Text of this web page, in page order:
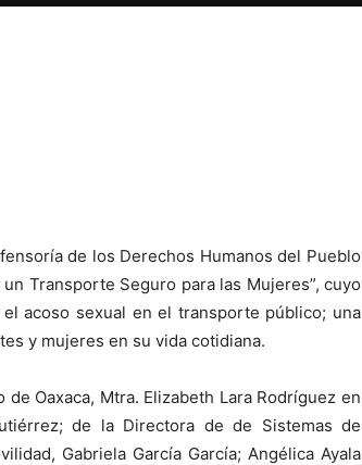
de los Derechos Humanos del Pueblo
Transporte Seguro para las Mujeres”, cuyo
acoso sexual en el transporte público; una
y mujeres en su vida cotidiana.
Oaxaca, Mtra. Elizabeth Lara Rodríguez en
de la Directora de de Sistemas de
Gabriela García García; Angélica Ayala